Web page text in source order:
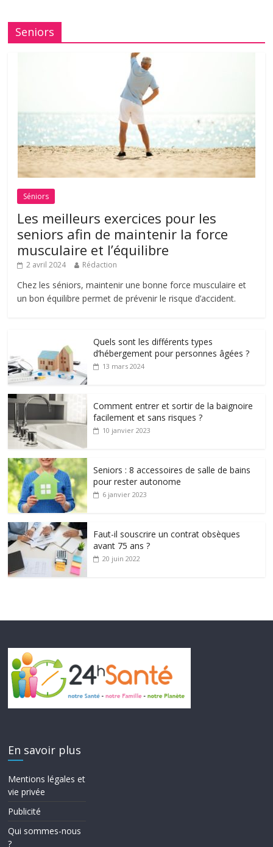
Seniors
Séniors
Les meilleurs exercices pour les
seniors afin de maintenir la force
musculaire et l’équilibre
2 avril 2024 Rédaction
Chez les séniors, maintenir une bonne force musculaire et
un bon équilibre permet de prévenir le risque d’accident.
Quels sont les différents types
d’hébergement pour personnes âgées ?
13 mars 2024
Comment entrer et sortir de la baignoire
facilement et sans risques ?
10 janvier 2023
Seniors : 8 accessoires de salle de bains
pour rester autonome
6 janvier 2023
Faut-il souscrire un contrat obsèques
avant 75 ans ?
20 juin 2022
En savoir plus
Mentions légales et
vie privée
Publicité
Qui sommes-nous
?